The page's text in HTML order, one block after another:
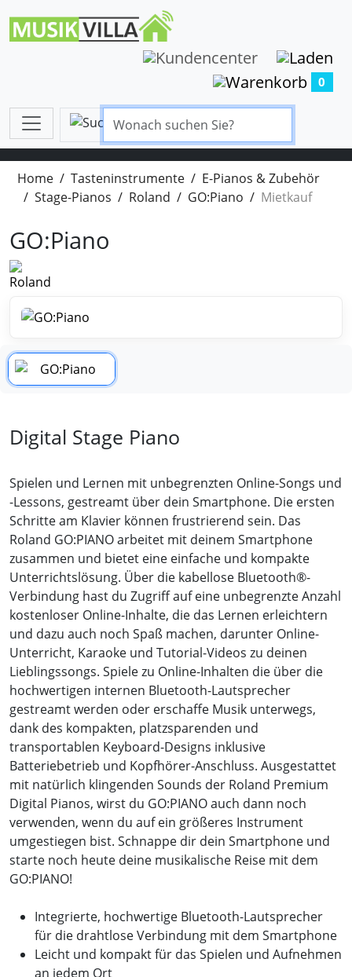
0
Home Tasteninstrumente
E-Pianos & Zubehör
Stage-Pianos
Roland GO:Piano Mietkauf
GO:Piano
Digital Stage Piano
Spielen und Lernen mit unbegrenzten Online-Songs und
-Lessons, gestreamt über dein Smartphone. Die ersten
Schritte am Klavier können frustrierend sein. Das
Roland GO:PIANO arbeitet mit deinem Smartphone
zusammen und bietet eine einfache und kompakte
Unterrichtslösung. Über die kabellose Bluetooth®-
Verbindung hast du Zugriff auf eine unbegrenzte Anzahl
kostenloser Online-Inhalte, die das Lernen erleichtern
und dazu auch noch Spaß machen, darunter Online-
Unterricht, Karaoke und Tutorial-Videos zu deinen
Lieblingssongs. Spiele zu Online-Inhalten die über die
hochwertigen internen Bluetooth-Lautsprecher
gestreamt werden oder erschaffe Musik unterwegs,
dank des kompakten, platzsparenden und
transportablen Keyboard-Designs inklusive
Batteriebetrieb und Kopfhörer-Anschluss. Ausgestattet
mit natürlich klingenden Sounds der Roland Premium
Digital Pianos, wirst du GO:PIANO auch dann noch
verwenden, wenn du auf ein größeres Instrument
umgestiegen bist. Schnappe dir dein Smartphone und
starte noch heute deine musikalische Reise mit dem
GO:PIANO!
Integrierte, hochwertige Bluetooth-Lautsprecher
für die drahtlose Verbindung mit dem Smartphone
Leicht und kompakt für das Spielen und Aufnehmen
an jedem Ort